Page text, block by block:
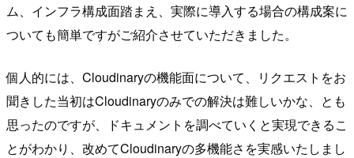
ム、インフラ構成面踏まえ、実際に導入する場合の構成案に
ついても簡単ですがご紹介させていただきました。
個人的には、Cloudinaryの機能面について、リクエストをお
聞きした当初はCloudinaryのみでの解決は難しいかな、とも
思ったのですが、ドキュメントを調べていくと実現できるこ
とがわかり、改めてCloudinaryの多機能さを実感いたしまし